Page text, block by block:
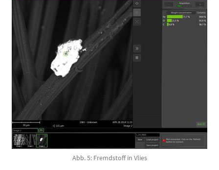
Abb. 5: Fremdstoff in Vlies